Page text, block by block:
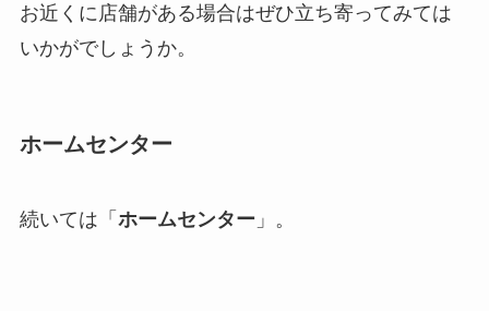
お近くに店舗がある場合はぜひ立ち寄ってみては
いかがでしょうか。
ホームセンター
続いては「 ホームセンター 」。